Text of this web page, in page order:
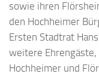
sowie ihren
den Hochheimer
Ersten Stadtrat
weitere
Hochheimer und